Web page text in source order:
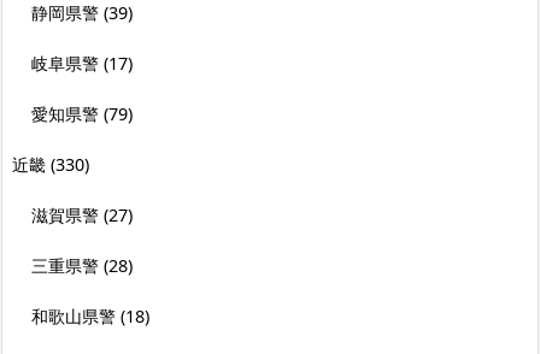
静岡県警 (39)
岐阜県警 (17)
愛知県警 (79)
近畿 (330)
滋賀県警 (27)
三重県警 (28)
和歌山県警 (18)